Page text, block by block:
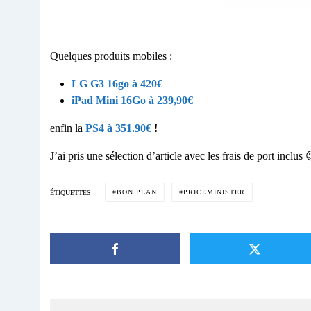
Quelques produits mobiles :
LG G3 16go à 420€
iPad Mini 16Go à 239,90€
enfin la PS4 à 351.90€ !
J’ai pris une sélection d’article avec les frais de port inclus
ÉTIQUETTES BON PLAN PRICEMINISTER